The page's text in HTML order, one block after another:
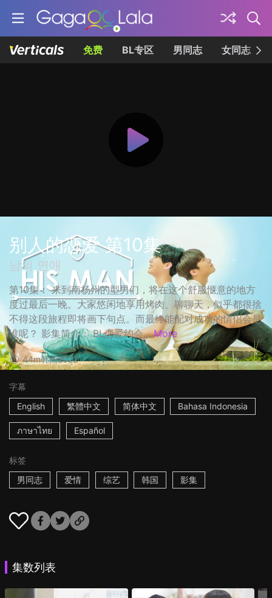
免费 BL专区 男同志 女同志
别人的恋爱 第10集
남의 연애
第10集： 来到南杨州的型男们，将在这个舒服惬意的地方
度过最后一晚。大家悠闲地享用烤肉、聊聊天，似乎都很捨
不得这段旅程即将画下句点。而最终能配对成功的情侣会是
谁呢？ 影集简介： BL恋爱约会... More
44m韩国2022
字幕
English
繁體中文 简体中文 Bahasa Indonesia
ภาษาไทย Español
标签
男同志
爱情 综艺 韩国 影集
集数列表